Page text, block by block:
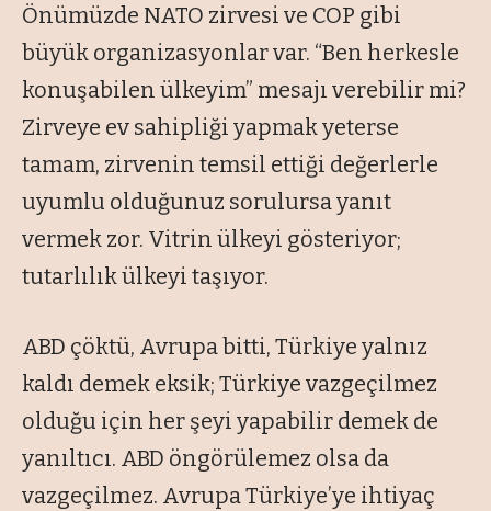
Önümüzde NATO zirvesi ve COP gibi
büyük organizasyonlar var. “Ben herkesle
konuşabilen ülkeyim” mesajı verebilir mi?
Zirveye ev sahipliği yapmak yeterse
tamam, zirvenin temsil ettiği değerlerle
uyumlu olduğunuz sorulursa yanıt
vermek zor. Vitrin ülkeyi gösteriyor;
tutarlılık ülkeyi taşıyor.
ABD çöktü, Avrupa bitti, Türkiye yalnız
kaldı demek eksik; Türkiye vazgeçilmez
olduğu için her şeyi yapabilir demek de
yanıltıcı. ABD öngörülemez olsa da
vazgeçilmez. Avrupa Türkiye’ye ihtiyaç